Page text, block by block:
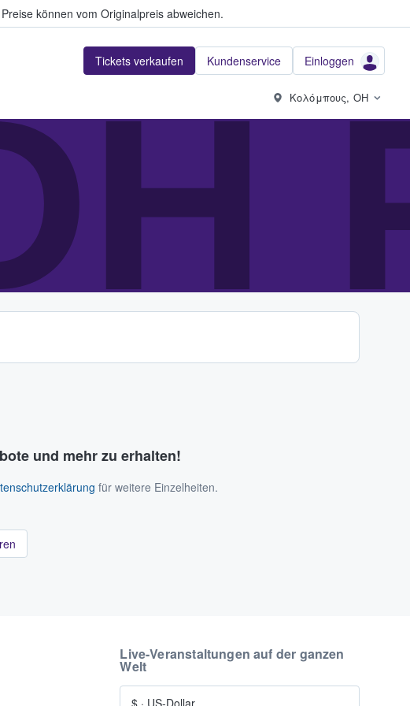
Preise können vom Originalpreis abweichen.
Tickets verkaufen Kundenservice Einloggen
Κολόμπους, OH
und mehr zu erhalten!
für weitere Einzelheiten.
Live-Veranstaltungen auf der ganzen
Welt